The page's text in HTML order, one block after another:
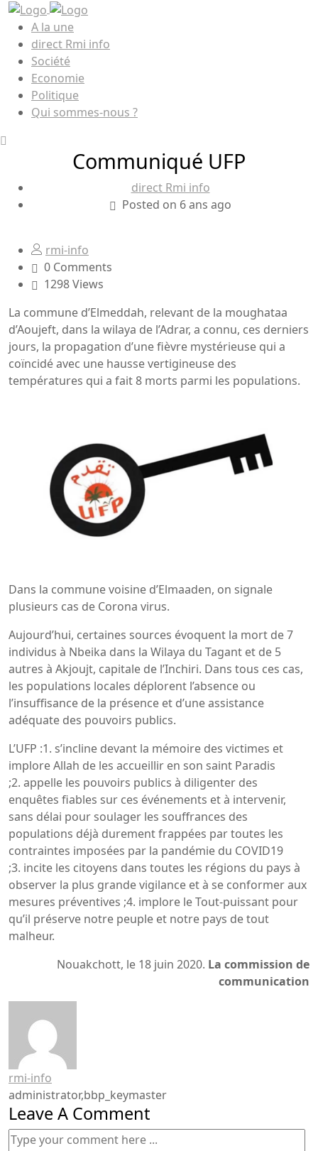
A la une
direct Rmi info
Société
Economie
Politique
Qui sommes-nous ?
Communiqué UFP
direct Rmi info
Posted on 6 ans ago
rmi-info
0 Comments
1298 Views
La commune d’Elmeddah, relevant de la moughataa
d’Aoujeft, dans la wilaya de l’Adrar, a connu, ces derniers
jours, la propagation d’une fièvre mystérieuse qui a
coïncidé avec une hausse vertigineuse des
températures qui a fait 8 morts parmi les populations.
Dans la commune voisine d’Elmaaden, on signale
plusieurs cas de Corona virus.
Aujourd’hui, certaines sources évoquent la mort de 7
individus à Nbeika dans la Wilaya du Tagant et de 5
autres à Akjoujt, capitale de l’Inchiri. Dans tous ces cas,
les populations locales déplorent l’absence ou
l’insuffisance de la présence et d’une assistance
adéquate des pouvoirs publics.
L’UFP :1. s’incline devant la mémoire des victimes et
implore Allah de les accueillir en son saint Paradis
;2. appelle les pouvoirs publics à diligenter des
enquêtes fiables sur ces événements et à intervenir,
sans délai pour soulager les souffrances des
populations déjà durement frappées par toutes les
contraintes imposées par la pandémie du COVID19
;3. incite les citoyens dans toutes les régions du pays à
observer la plus grande vigilance et à se conformer aux
mesures préventives ;4. implore le Tout-puissant pour
qu’il préserve notre peuple et notre pays de tout
malheur.
Nouakchott, le 18 juin 2020. La commission de
communication
rmi-info
administrator,bbp_keymaster
Leave A Comment